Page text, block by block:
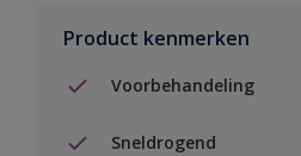
Product kenmerken
Voorbehandeling
Sneldrogend